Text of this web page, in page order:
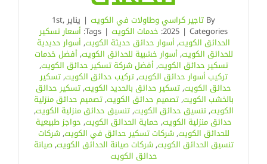
By تاجير كراسي وطاولات في الكويت | يناير 1st,
2025 | Categories: خدمات الكويت |
Tags: أسعار تسكير
الحدائق الكويت,أسوار حدائق حديثة الكويت,أسوار حديدية
للحدائق الكويت,أسوار خشبية للحدائق الكويت,أفضل خدمات
تسكير حدائق الكويت,أفضل شركة تسكير حدائق الكويت,
تركيب أسوار حدائق الكويت,تركيب حدائق الكويت,تسكير
حدائق الكويت,تسكير حدائق بالحديد الكويت,تسكير حدائق
بالخشب الكويت,تصميم حدائق الكويت,تصميم حدائق منزلية
الكويت,تنسيق حدائق الكويت,تنسيق حدائق منزلية الكويت,
حدائق منزلية الكويت, حماية الحدائق الكويت, حواجز طبيعية
للحدائق الكويت,شركات تسكير حدائق في الكويت,شركات
تنسيق الحدائق الكويت,شركات صيانة الحدائق الكويت,صيانة
حدائق الكويت